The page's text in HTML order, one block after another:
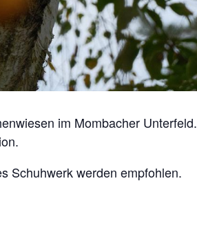
im Mombacher Unterfeld.
Schuhwerk werden empfohlen.